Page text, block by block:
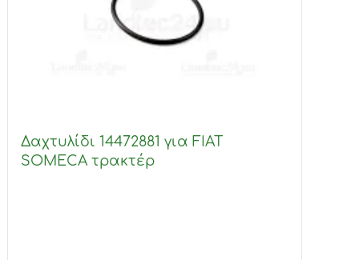
Δαχτυλίδι 14472881 για FIAT
SOMECA τρακτέρ